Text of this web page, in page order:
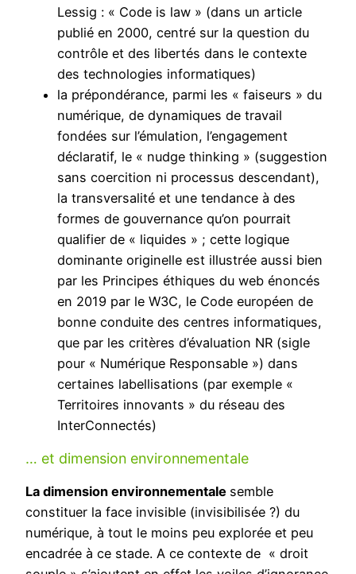
Lessig : « Code is law » (dans un article
publié en 2000, centré sur la question du
contrôle et des libertés dans le contexte
des technologies informatiques)
la prépondérance, parmi les « faiseurs » du
numérique, de dynamiques de travail
fondées sur l’émulation, l’engagement
déclaratif, le « nudge thinking » (suggestion
sans coercition ni processus descendant),
la transversalité et une tendance à des
formes de gouvernance qu’on pourrait
qualifier de « liquides » ; cette logique
dominante originelle est illustrée aussi bien
par les Principes éthiques du web énoncés
en 2019 par le W3C, le Code européen de
bonne conduite des centres informatiques,
que par les critères d’évaluation NR (sigle
pour « Numérique Responsable ») dans
certaines labellisations (par exemple «
Territoires innovants » du réseau des
InterConnectés)
… et dimension environnementale
La dimension environnementale semble
constituer la face invisible (invisibilisée ?) du
numérique, à tout le moins peu explorée et peu
encadrée à ce stade. A ce contexte de « droit